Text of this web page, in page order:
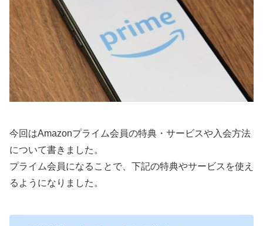
今回はAmazonプライム会員の特典・サービスや入会方法
について書きました。
プライム会員になることで、下記の特典やサービスを使え
るようになりました。